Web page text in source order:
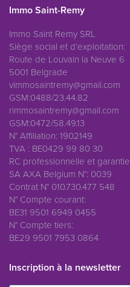
Immo Saint-Remy
Immo Saint Remy SRL
Siège social et d’exploitation:
Route de Louvain la Neuve 6
5001 Belgrade
vimmosaintremy@gmail.com
GSM:0488/23.44.82
rimmosaintremy@gmail.com
GSM:0472/58.49.13
N° Affiliation: 1902149
TVA : BE0429 99 80 30
RC professionnelle et
SA AXA Belgium N°: 0039
Contrat N° 010.730.477 548
N° Compte courant:
BE31 9501 6949 0455
N° Compte tiers:
BE29 9501 7953 0864
Inscription à la newsletter